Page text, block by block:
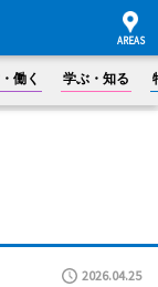
働く 学ぶ・知る
2026.04.25